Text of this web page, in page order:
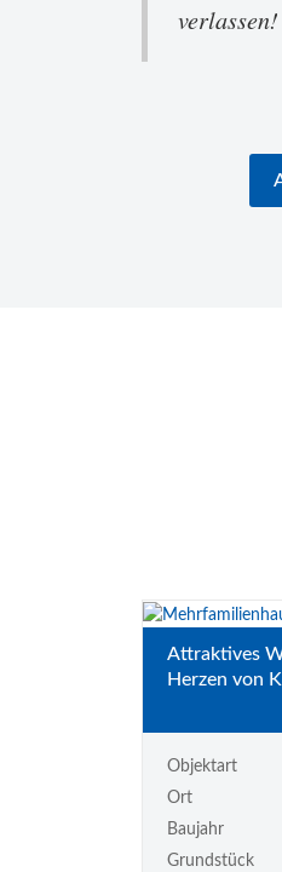
Attraktives
Herzen von
Objektart
Ort
Baujahr
Grundstück